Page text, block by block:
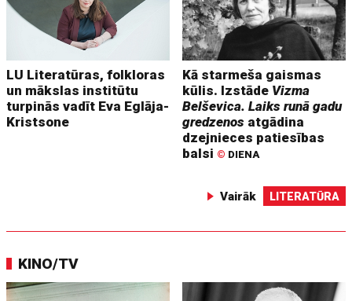
LU Literatūras, folkloras
un mākslas institūtu
turpinās vadīt Eva Eglāja-
Kristsone
Kā starmeša gaismas
kūlis. Izstāde Vizma
Belševica. Laiks runā gadu
gredzenos atgādina
dzejnieces patiesības
balsi © DIENA
Vairāk LITERATŪRA
KINO/TV